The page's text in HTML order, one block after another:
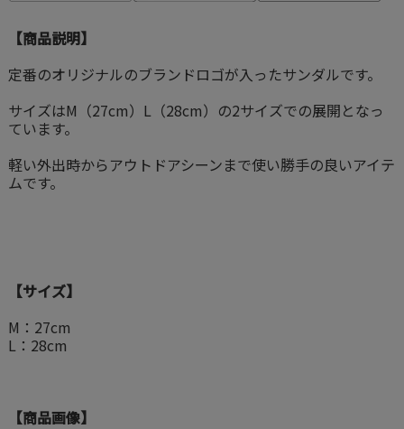
【商品説明】
定番のオリジナルのブランドロゴが入ったサンダルです。
サイズはM（27cm）L（28cm）の2サイズでの展開となっ
ています。
軽い外出時からアウトドアシーンまで使い勝手の良いアイテ
ムです。
【サイズ】
M：27cm
L：28cm
【商品画像】